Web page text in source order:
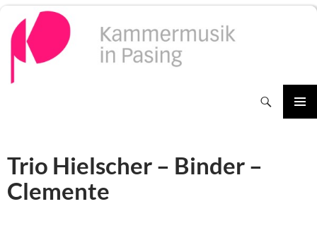
Inhalt
springen
Trio Hielscher – Binder –
Clemente